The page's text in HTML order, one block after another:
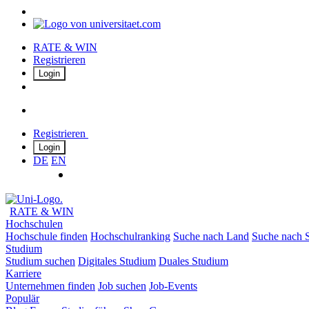
RATE & WIN
Registrieren
Login
Registrieren
Login
DE EN
RATE & WIN
Hochschulen
Hochschule finden Hochschulranking Suche nach Land Suche nach
Studium
Studium suchen Digitales Studium Duales Studium
Karriere
Unternehmen finden Job suchen Job-Events
Populär